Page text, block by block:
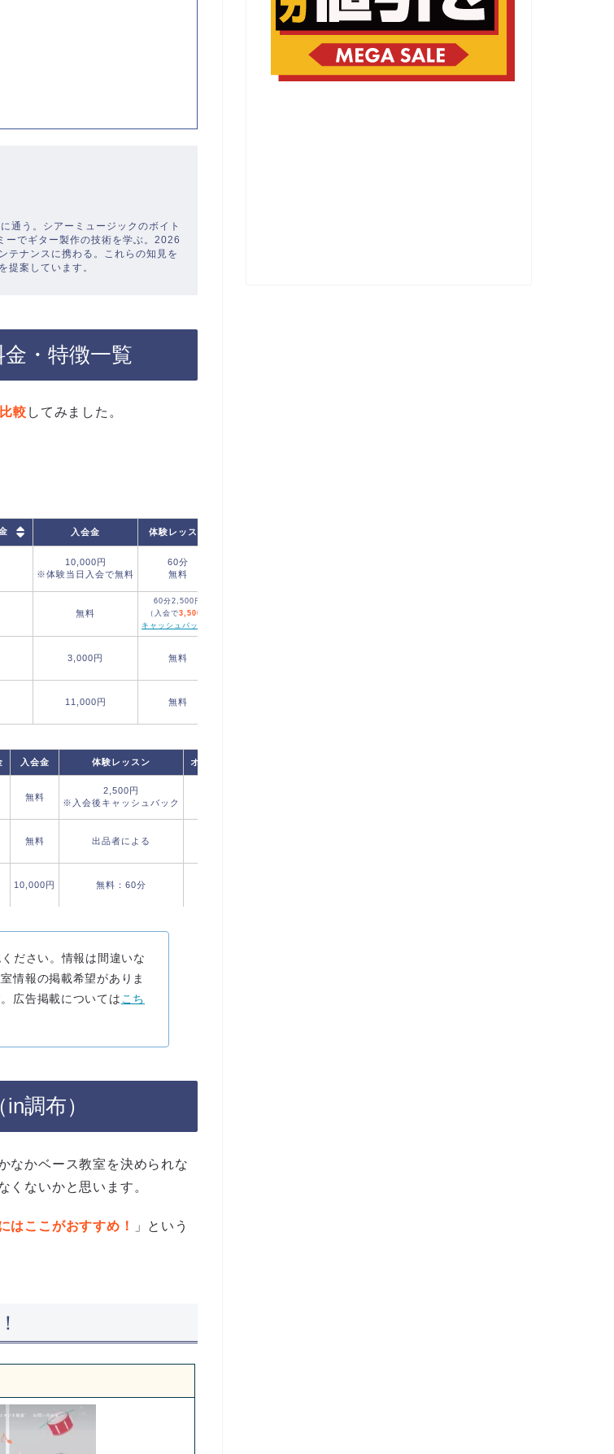
通う。シアーミュージックのボイト
ーでギター製作の技術を学ぶ。2026
テナンスに携わる。これらの知見を
提案しています。
・特徴一覧
較 してみました。
入会金 体験レッスン
10,000円
※体験当日入会で無料
60分
無料
無料
60分2,500円
（入会で3,500円
キャッシュバック
3,000円 無料
11,000円 無料
入会金 体験レッスン オンライン
無料
2,500円
※入会後キャッシュバック
無料 出品者による
10,000円 無料：60分
ださい。情報は間違いな
情報の掲載希望がありま
広告掲載については こち
調布）
なかベース教室を決められな
ないかと思います。
はここがおすすめ！
」という